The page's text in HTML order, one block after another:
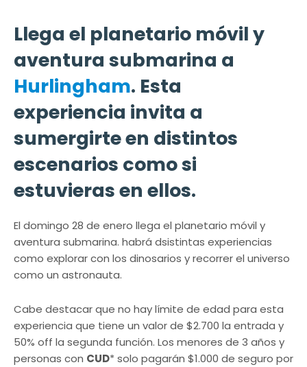
Llega el planetario móvil y
aventura submarina a
Hurlingham. Esta
experiencia invita a
sumergirte en distintos
escenarios como si
estuvieras en ellos.
El domingo 28 de enero llega el planetario móvil y
aventura submarina. habrá dsistintas experiencias
como explorar con los dinosarios y recorrer el universo
como un astronauta.
Cabe destacar que no hay límite de edad para esta
experiencia que tiene un valor de $2.700 la entrada y
50% off la segunda función. Los menores de 3 años y
personas con CUD* solo pagarán $1.000 de seguro por